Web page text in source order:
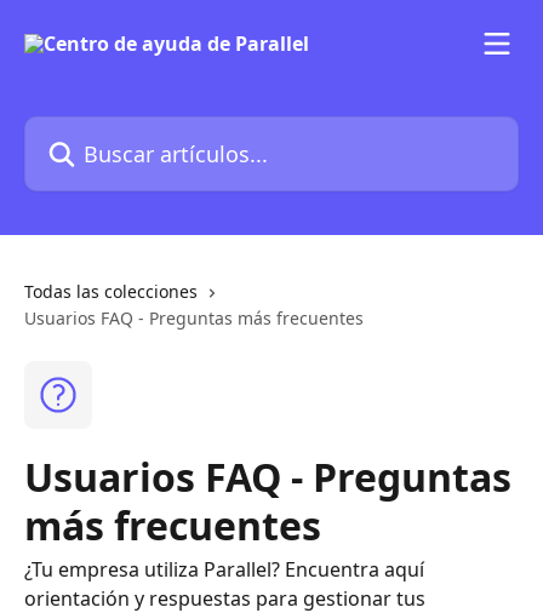
Buscar artículos...
Todas las colecciones
Usuarios FAQ - Preguntas más frecuentes
Usuarios FAQ - Preguntas
más frecuentes
¿Tu empresa utiliza Parallel? Encuentra aquí
orientación y respuestas para gestionar tus